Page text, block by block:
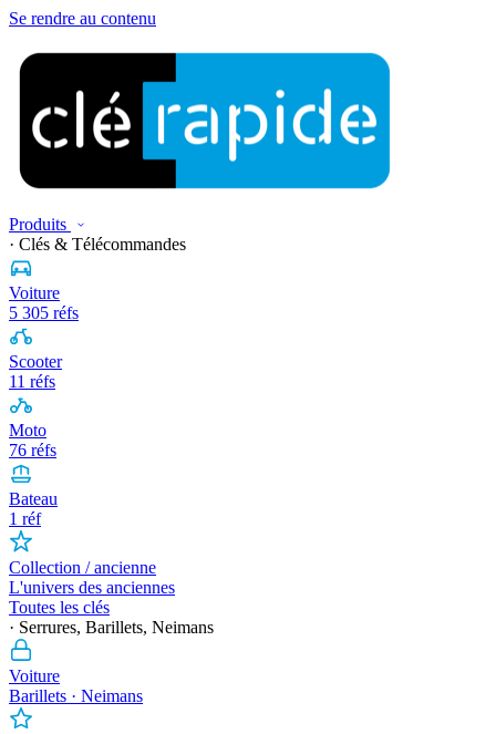
Se rendre au contenu
Produits
· Clés & Télécommandes
Voiture
5 305 réfs
Scooter
11 réfs
Moto
76 réfs
Bateau
1 réf
Collection / ancienne
L'univers des anciennes
Toutes les clés
· Serrures, Barillets, Neimans
Voiture
Barillets · Neimans